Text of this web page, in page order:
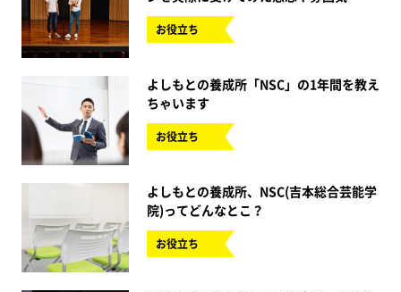
お役立ち
よしもとの養成所「NSC」の1年間を教え
ちゃいます
お役立ち
よしもとの養成所、NSC(吉本総合芸能学
院)ってどんなとこ？
お役立ち